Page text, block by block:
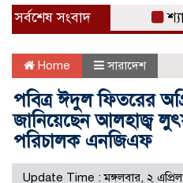
সর্বশেষ সংবাদ
Home সারাদেশ
পবিত্র ঈদুল ফিতরের
জানিয়েছেন আলহাজ্ব
পরিচালক এনজিএফ
Update Time : মঙ্গলবার, ২